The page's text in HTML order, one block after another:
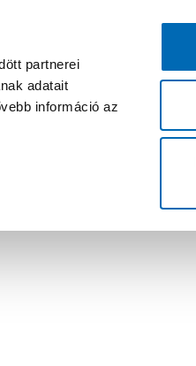
partnerei
adatait
információ az